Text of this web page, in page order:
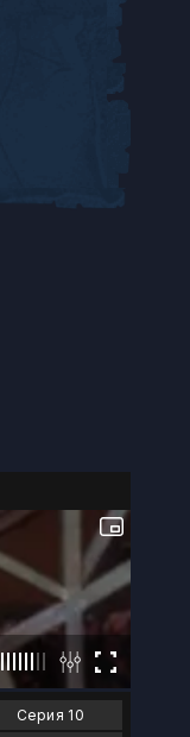
Серия 10